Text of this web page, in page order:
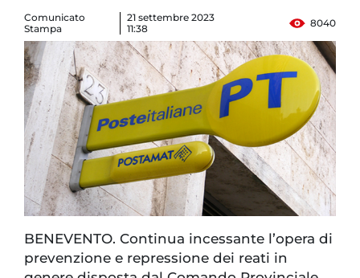
Comunicato
Stampa
21 settembre 2023
11:38
8040
BENEVENTO. Continua incessante l’opera di
prevenzione e repressione dei reati in